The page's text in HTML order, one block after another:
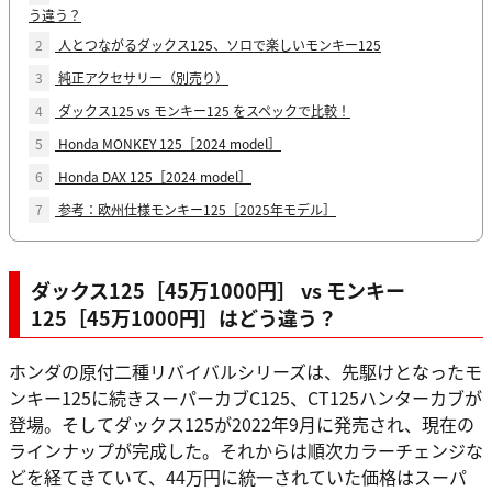
う違う？
2
人とつながるダックス125、ソロで楽しいモンキー125
3
純正アクセサリー（別売り）
4
ダックス125 vs モンキー125 をスペックで比較！
5
Honda MONKEY 125［2024 model］
6
Honda DAX 125［2024 model］
7
参考：欧州仕様モンキー125［2025年モデル］
ダックス125［45万1000円］ vs モンキー
125［45万1000円］はどう違う？
ホンダの原付二種リバイバルシリーズは、先駆けとなったモ
ンキー125に続きスーパーカブC125、CT125ハンターカブが
登場。そしてダックス125が2022年9月に発売され、現在の
ラインナップが完成した。それからは順次カラーチェンジな
どを経てきていて、44万円に統一されていた価格はスーパ